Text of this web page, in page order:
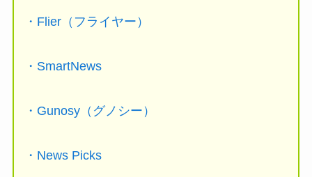
・Flier（フライヤー）
・SmartNews
・Gunosy（グノシー）
・News Picks